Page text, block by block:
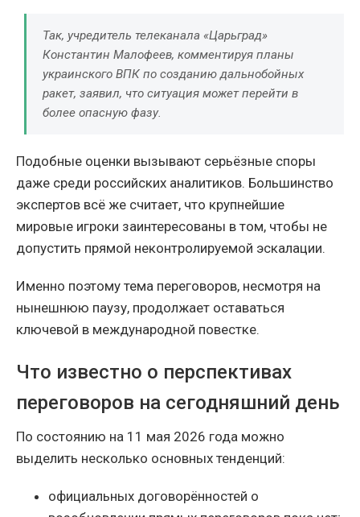
Так, учредитель телеканала «Царьград»
Константин Малофеев, комментируя планы
украинского ВПК по созданию дальнобойных
ракет, заявил, что ситуация может перейти в
более опасную фазу.
Подобные оценки вызывают серьёзные споры
даже среди российских аналитиков. Большинство
экспертов всё же считает, что крупнейшие
мировые игроки заинтересованы в том, чтобы не
допустить прямой неконтролируемой эскалации.
Именно поэтому тема переговоров, несмотря на
нынешнюю паузу, продолжает оставаться
ключевой в международной повестке.
Что известно о перспективах
переговоров на сегодняшний день
По состоянию на 11 мая 2026 года можно
выделить несколько основных тенденций:
официальных договорённостей о